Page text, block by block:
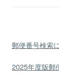
郵便番号検索
2025年度版郵